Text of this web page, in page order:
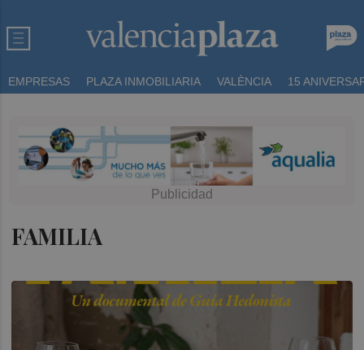
EMPRESAS PLAZA INMOBILIARIA VALÈNCIA 15
FAMILIA